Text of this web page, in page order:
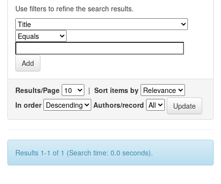
Use filters to refine the search results.
Results/Page | Sort items by
In order
Authors/record
Results 1-1 of 1 (Search time: 0.0 seconds).